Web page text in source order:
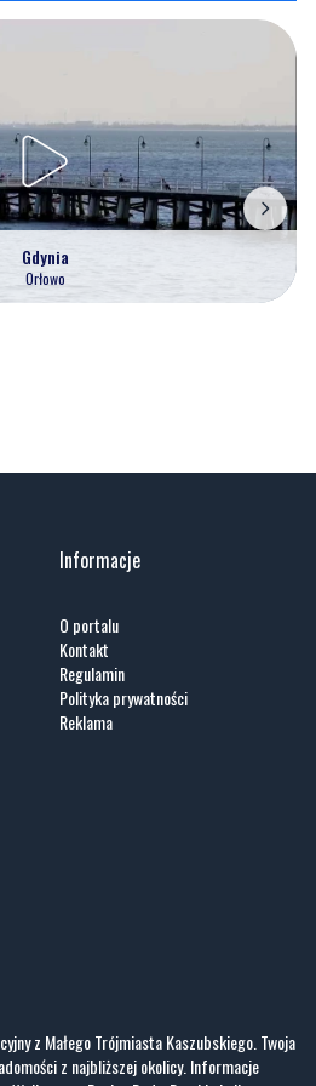
Gdynia
Orłowo
Informacje
Kontakt
Reklama
z Małego Trójmiasta Kaszubskiego. Twoja
z najbliższej okolicy. Informacje
Pucka, Redy, Rumi i okolic.
mieszkańców Małego Trójmiasta